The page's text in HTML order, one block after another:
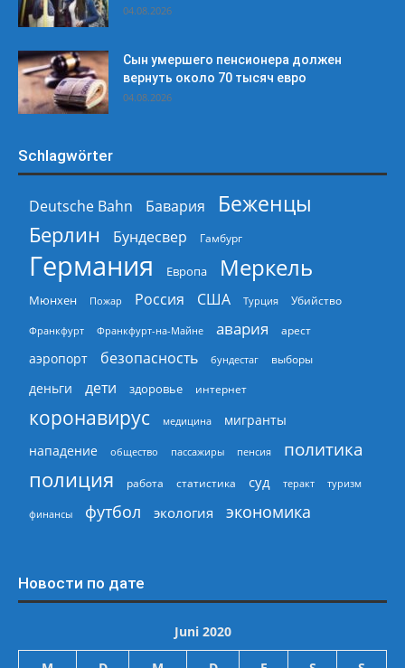
04.08.2026
Сын умершего пенсионера должен
вернуть около 70 тысяч евро
04.08.2026
Schlagwörter
Deutsche Bahn Бавария
Беженцы
Берлин
Бундесвер Гамбург
Германия Европа Меркель
Мюнхен Пожар Россия США Турция Убийство
Франкфурт Франкфурт-на-Майне авария арест
аэропорт безопасность бундестаг выборы
деньги дети здоровье интернет
коронавирус медицина
мигранты
нападение
общество пассажиры пенсия политика
полиция работа статистика суд теракт туризм
финансы футбол экология экономика
Новости по дате
Juni 2020